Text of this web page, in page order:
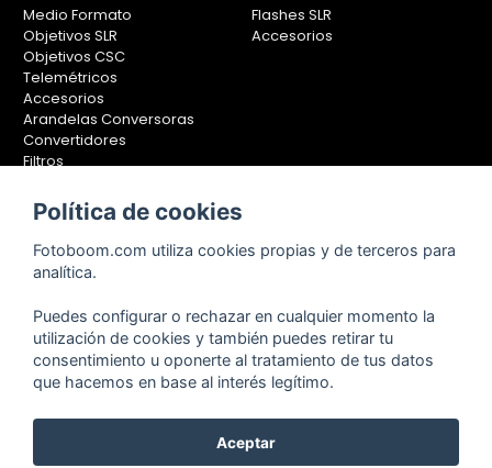
Medio Formato
Objetivos SLR
Objetivos CSC
Telemétricos
Accesorios
Arandelas Conversoras
Convertidores
Filtros
Calibradores
Flashes SLR
Accesorios
Soportes Fotografía
Monopiés
Trípodes
Kit Completos
Accesorios
Copyright © 2001-2024, Fotoboom, Fotonet, S.L. CIF. B-83430587
Política de cookies
Fotoboom.com utiliza cookies propias y de terceros para
analítica.
Puedes configurar o rechazar en cualquier momento la
utilización de cookies y también puedes retirar tu
consentimiento u oponerte al tratamiento de tus datos
que hacemos en base al interés legítimo.
Aceptar